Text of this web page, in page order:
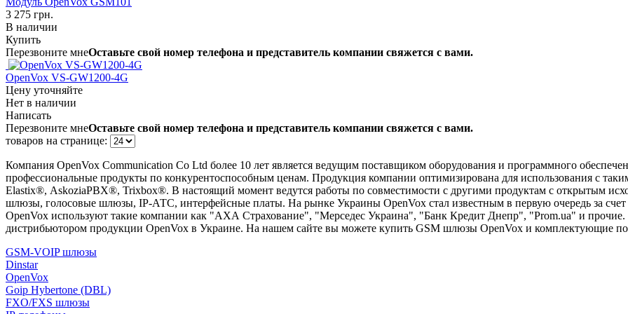
3 275 грн.
В наличии
Купить
Перезвоните мнеОставьте свой номер телефона и представитель компании свяжется с вами.
OpenVox VS-GW1200-4G
Цену уточняйте
Нет в наличии
Написать
Перезвоните мнеОставьте свой номер телефона и представитель компании свяжется с вами.
товаров на странице:
Компания OpenVox Communication Co Ltd более 10 лет является ведущим поставщиком оборудования и программного
профессиональные продукты по конкурентоспособным ценам. Продукция компании оптимизирована для использования с
Elastix®, AskoziaPBX®, Trixbox®. В настоящий момент ведутся работы по совместимости с другими продуктам с открытым
шлюзы, голосовые шлюзы, IP-АТС, интерфейсные платы. На рынке Украины OpenVox стал известным в первую очередь за
OpenVox используют такие компании как "АХА Страхование", "Мерседес Украина", "Банк Кредит Днепр", "Prom.ua" и
дистрибьютором продукции OpenVox в Украине. На нашем сайте вы можете купить GSM шлюзы OpenVox и комплектующие
GSM-VOIP шлюзы
Dinstar
OpenVox
Goip Hybertone (DBL)
FXO/FXS шлюзы